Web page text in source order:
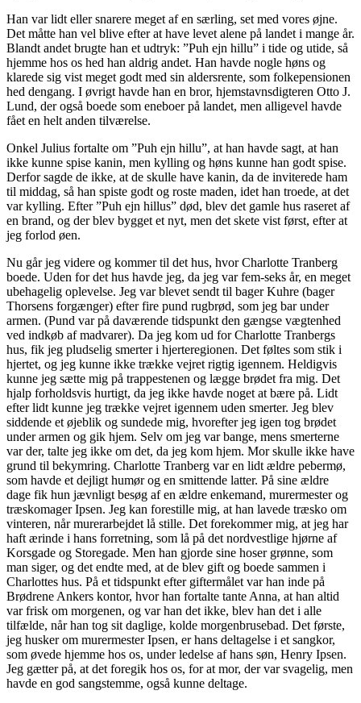
Han var lidt eller snarere meget af en særling, set med vores øjne.
Det måtte han vel blive efter at have levet alene på landet i mange år.
Blandt andet brugte han et udtryk: ”Puh ejn hillu” i tide og utide, så
hjemme hos os hed han aldrig andet. Han havde nogle høns og
klarede sig vist meget godt med sin aldersrente, som folkepensionen
hed dengang. I øvrigt havde han en bror, hjemstavnsdigteren Otto J.
Lund, der også boede som eneboer på landet, men alligevel havde
fået en helt anden tilværelse.
Onkel Julius fortalte om ”Puh ejn hillu”, at han havde sagt, at han
ikke kunne spise kanin, men kylling og høns kunne han godt spise.
Derfor sagde de ikke, at de skulle have kanin, da de inviterede ham
til middag, så han spiste godt og roste maden, idet han troede, at det
var kylling. Efter ”Puh ejn hillus” død, blev det gamle hus raseret af
en brand, og der blev bygget et nyt, men det skete vist først, efter at
jeg forlod øen.
Nu går jeg videre og kommer til det hus, hvor Charlotte Tranberg
boede. Uden for det hus havde jeg, da jeg var fem-seks år, en meget
ubehagelig oplevelse. Jeg var blevet sendt til bager Kuhre (bager
Thorsens forgænger) efter fire pund rugbrød, som jeg bar under
armen. (Pund var på daværende tidspunkt den gængse vægtenhed
ved indkøb af madvarer). Da jeg kom ud for Charlotte Tranbergs
hus, fik jeg pludselig smerter i hjerteregionen. Det føltes som stik i
hjertet, og jeg kunne ikke trække vejret rigtig igennem. Heldigvis
kunne jeg sætte mig på trappestenen og lægge brødet fra mig. Det
hjalp forholdsvis hurtigt, da jeg ikke havde noget at bære på. Lidt
efter lidt kunne jeg trække vejret igennem uden smerter. Jeg blev
siddende et øjeblik og sundede mig, hvorefter jeg igen tog brødet
under armen og gik hjem. Selv om jeg var bange, mens smerterne
var der, talte jeg ikke om det, da jeg kom hjem. Mor skulle ikke have
grund til bekymring. Charlotte Tranberg var en lidt ældre pebermø,
som havde et dejligt humør og en smittende latter. På sine ældre
dage fik hun jævnligt besøg af en ældre enkemand, murermester og
træskomager Ipsen. Jeg kan forestille mig, at han lavede træsko om
vinteren, når murerarbejdet lå stille. Det forekommer mig, at jeg har
haft ærinde i hans forretning, som lå på det nordvestlige hjørne af
Korsgade og Storegade. Men han gjorde sine hoser grønne, som
man siger, og det endte med, at de blev gift og boede sammen i
Charlottes hus. På et tidspunkt efter giftermålet var han inde på
Brødrene Ankers kontor, hvor han fortalte tante Anna, at han altid
var frisk om morgenen, og var han det ikke, blev han det i alle
tilfælde, når han tog sit daglige, kolde morgenbrusebad. Det første,
jeg husker om murermester Ipsen, er hans deltagelse i et sangkor,
som øvede hjemme hos os, under ledelse af hans søn, Henry Ipsen.
Jeg gætter på, at det foregik hos os, for at mor, der var svagelig, men
havde en god sangstemme, også kunne deltage.